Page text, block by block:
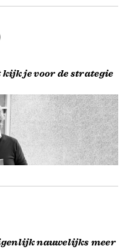
je voor de strategie
nauwelijks meer